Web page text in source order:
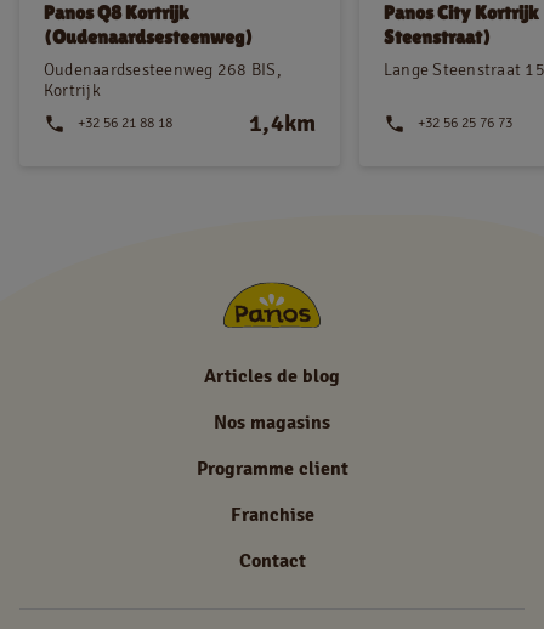
Panos Q8 Kortrijk
(Oudenaardsesteenweg)
Oudenaardsesteenweg 268 BIS,
Kortrijk
+32 56 21 88 18 1,4km
Panos City Kortrijk
Steenstraat)
Lange Steenstraat
+32 56 25 76 73
Articles de blog
Nos magasins
Programme client
Franchise
Contact